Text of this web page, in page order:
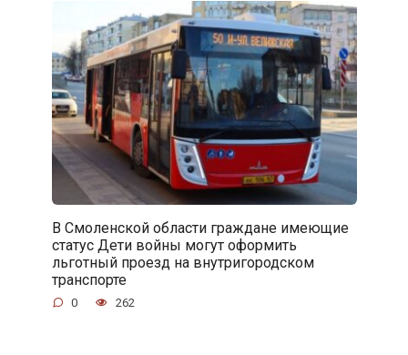
В Смоленской области граждане имеющие
статус Дети войны могут оформить
льготный проезд на внутригородском
транспорте
0 262